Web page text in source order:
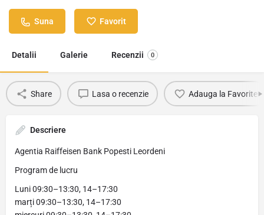
Suna Favorit
Detalii Galerie Recenzii 0
Share Lasa o recenzie Adauga la Favorite
Descriere
Agentia Raiffeisen Bank Popesti Leordeni
Program de lucru
Luni 09:30–13:30, 14–17:30
marți 09:30–13:30, 14–17:30